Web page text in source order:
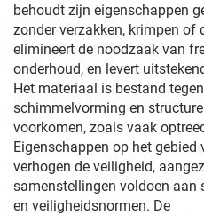
behoudt zijn eigenschappen
zonder verzakken, krimpen of
elimineert de noodzaak van
onderhoud, en levert
Het materiaal is bestand
schimmelvorming en
voorkomen, zoals vaak
Eigenschappen op het gebied
verhogen de veiligheid,
samenstellingen voldoen aan
en veiligheidsnormen. De